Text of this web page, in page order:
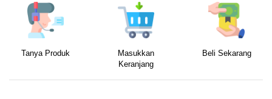
Tanya Produk
Masukkan
Keranjang
Beli Sekarang